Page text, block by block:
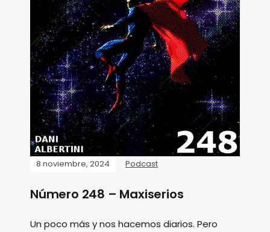
8 noviembre, 2024 Podcast
Número 248 – Maxiserios
Un poco más y nos hacemos diarios. Pero